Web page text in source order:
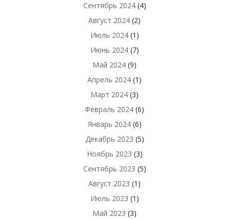
Сентябрь 2024(4)
Август 2024 (2)
Июль 2024(1)
Июнь 2024(7)
Май 2024 (9)
Апрель 2024 (1)
Март 2024 (3)
Февраль 2024 (6)
Январь 2024(6)
Декабрь 2023 (5)
Ноябрь 2023 (3)
Сентябрь 2023 (5)
Август 2023 (1)
Июль 2023 (1)
Май 2023 (3)